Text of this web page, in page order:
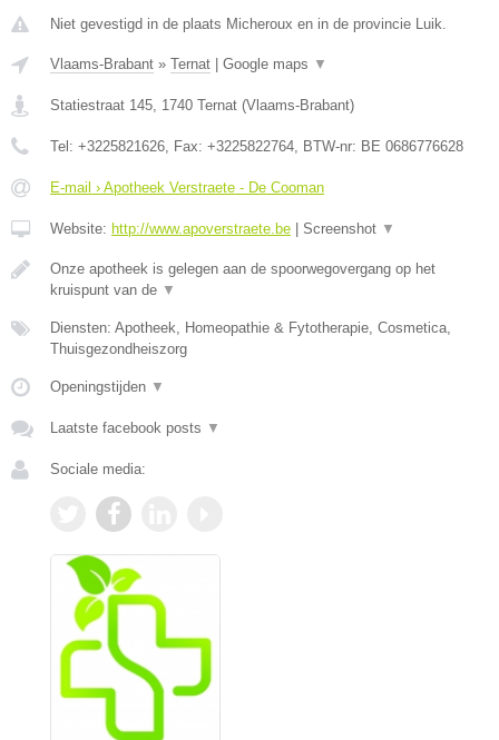
Niet gevestigd in de plaats Micheroux en in de provincie Luik.
Vlaams-Brabant » Ternat | Google maps ▼
Statiestraat 145 1740 Ternat (Vlaams-Brabant)
Tel: +3225821626 , Fax: +3225822764 , BTW-nr: BE 0686776628
E-mail › Apotheek Verstraete - De Cooman
Website: http://www.apoverstraete.be | Screenshot ▼
Onze apotheek is gelegen aan de spoorwegovergang op het
kruispunt van de ▼
Diensten: Apotheek, Homeopathie & Fytotherapie, Cosmetica,
Thuisgezondheiszorg
Openingstijden ▼
Laatste facebook posts ▼
Sociale media: